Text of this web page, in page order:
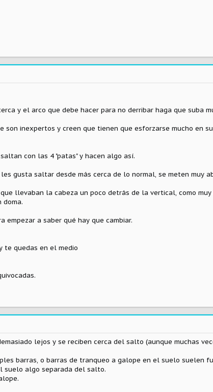
y el arco que debe hacer para no derribar haga que suba
inexpertos y creen que tienen que esforzarse mucho en
con las 4 "patas" y hacen algo así.
gusta saltar desde más cerca de lo normal, se meten muy
llevaban la cabeza un poco detrás de la vertical, como
doma.
empezar a saber qué hay que cambiar.
te quedas en el medio
lejos y se reciben cerca del salto (aunque muchas
barras, o barras de tranqueo a galope en el suelo suelen
suelo algo separada del salto.